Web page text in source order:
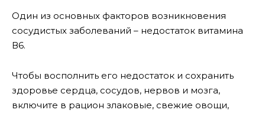
Один из основных факторов возникновения
сосудистых заболеваний – недостаток витамина
В6.
Чтобы восполнить его недостаток и сохранить
здоровье сердца, сосудов, нервов и мозга,
включите в рацион злаковые, свежие овощи,